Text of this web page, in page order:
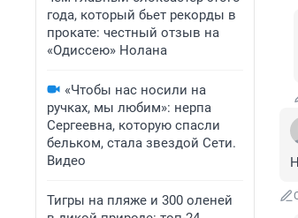
года, который бьет рекорды в
прокате: честный отзыв на
«Одиссею» Нолана
«Чтобы нас носили на
ручках, мы любим»: нерпа
Сергеевна, которую спасли
бельком, стала звездой Сети.
Видео
Тигры на пляже и 300 оленей